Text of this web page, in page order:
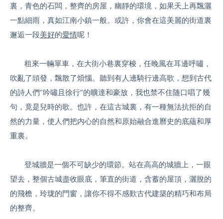
裏，青色的石闆，整齊的房屋，幽靜的環境，如果天上再飄灑
一點細雨，真如江南小鎮一般。或許，你會在這美麗的街道裏
邂逅一段美好的愛情呢！
租來一輛單車，在大街小巷裏穿梭，任晚風在耳邊呼嘯，
吹亂了頭發，飄散了煩惱。聽到有人邊騎行邊高歌，想到古代
的詩人們“吟嘯且徐行”的曠達和豪放，我也禁不住随口唱了幾
句，竟是兒時的歌。也許，在這古城裏，有一種無法抗拒的自
然的力量，使人們把内心的自然和原始融合進曆史的底蘊和厚
重裏。
登城牆是一個不可缺少的環節。站在高高的城牆上，一眼
望去，整個古城盡收眼底，筆直的街道，含蓄的屋頂，灑脫的
的飛檐，玲珑的門窗，讓你不得不感歎古代建築的精巧和布局
的整齊。